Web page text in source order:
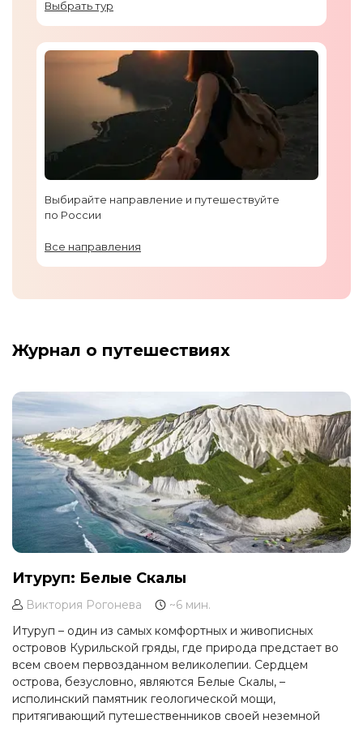
Выбрать тур
Выбирайте направление и путешествуйте
по России
Все направления
Журнал о путешествиях
Итуруп: Белые Скалы
Виктория Рогонева
~6 мин.
Итуруп – один из самых комфортных и живописных
островов Курильской гряды, где природа предстает во
всем своем первозданном великолепии. Сердцем
острова, безусловно, являются Белые Скалы, –
исполинский памятник геологической мощи,
притягивающий путешественников своей неземной